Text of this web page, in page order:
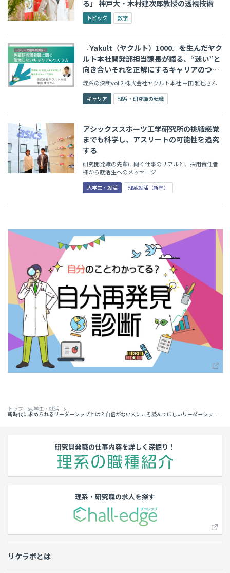
る」 神戸大・木村建次郎教授の透視技術
トピック 数学
『Yakult（ヤクルト）1000』を生んだヤク
ルト本社開発部担当課長が語る、“迷い”と
向き合いそれを正解にするキャリアのつく
り方
理系の決断vol.2 株式会社ヤクルト本社 中田 雅也さん
キャリア 理系・研究職の転職
アシックススポーツ工学研究所の挑戦――感覚
までも科学し、アスリートの可能性を追究
する
研究開発職の先輩に聞く仕事のリアルと、採用責任者
様から就活生へのメッセージ
大学生・就活 理系就活（新卒）
トップ 大学生・就活
新時代に求められるリーダーシップとは？自信がない人にこそ読んでほしいリーダーシップ
開発法
研究開発職の仕事内容を詳しく深掘り！
理系・研究職の求人を探す
リケラボとは